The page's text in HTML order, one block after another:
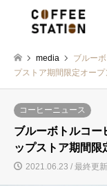
media
ブルー
プストア期間限定オープ
コーヒーニュース
ブルーボトルコー
ップストア期間限
2021.06.23 / 最終更